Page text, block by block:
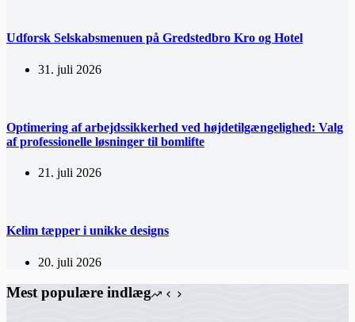
Udforsk Selskabsmenuen på Gredstedbro Kro og Hotel
31. juli 2026
Optimering af arbejdssikkerhed ved højdetilgængelighed: Valg
af professionelle løsninger til bomlifte
21. juli 2026
Kelim tæpper i unikke designs
20. juli 2026
Mest populære indlæg